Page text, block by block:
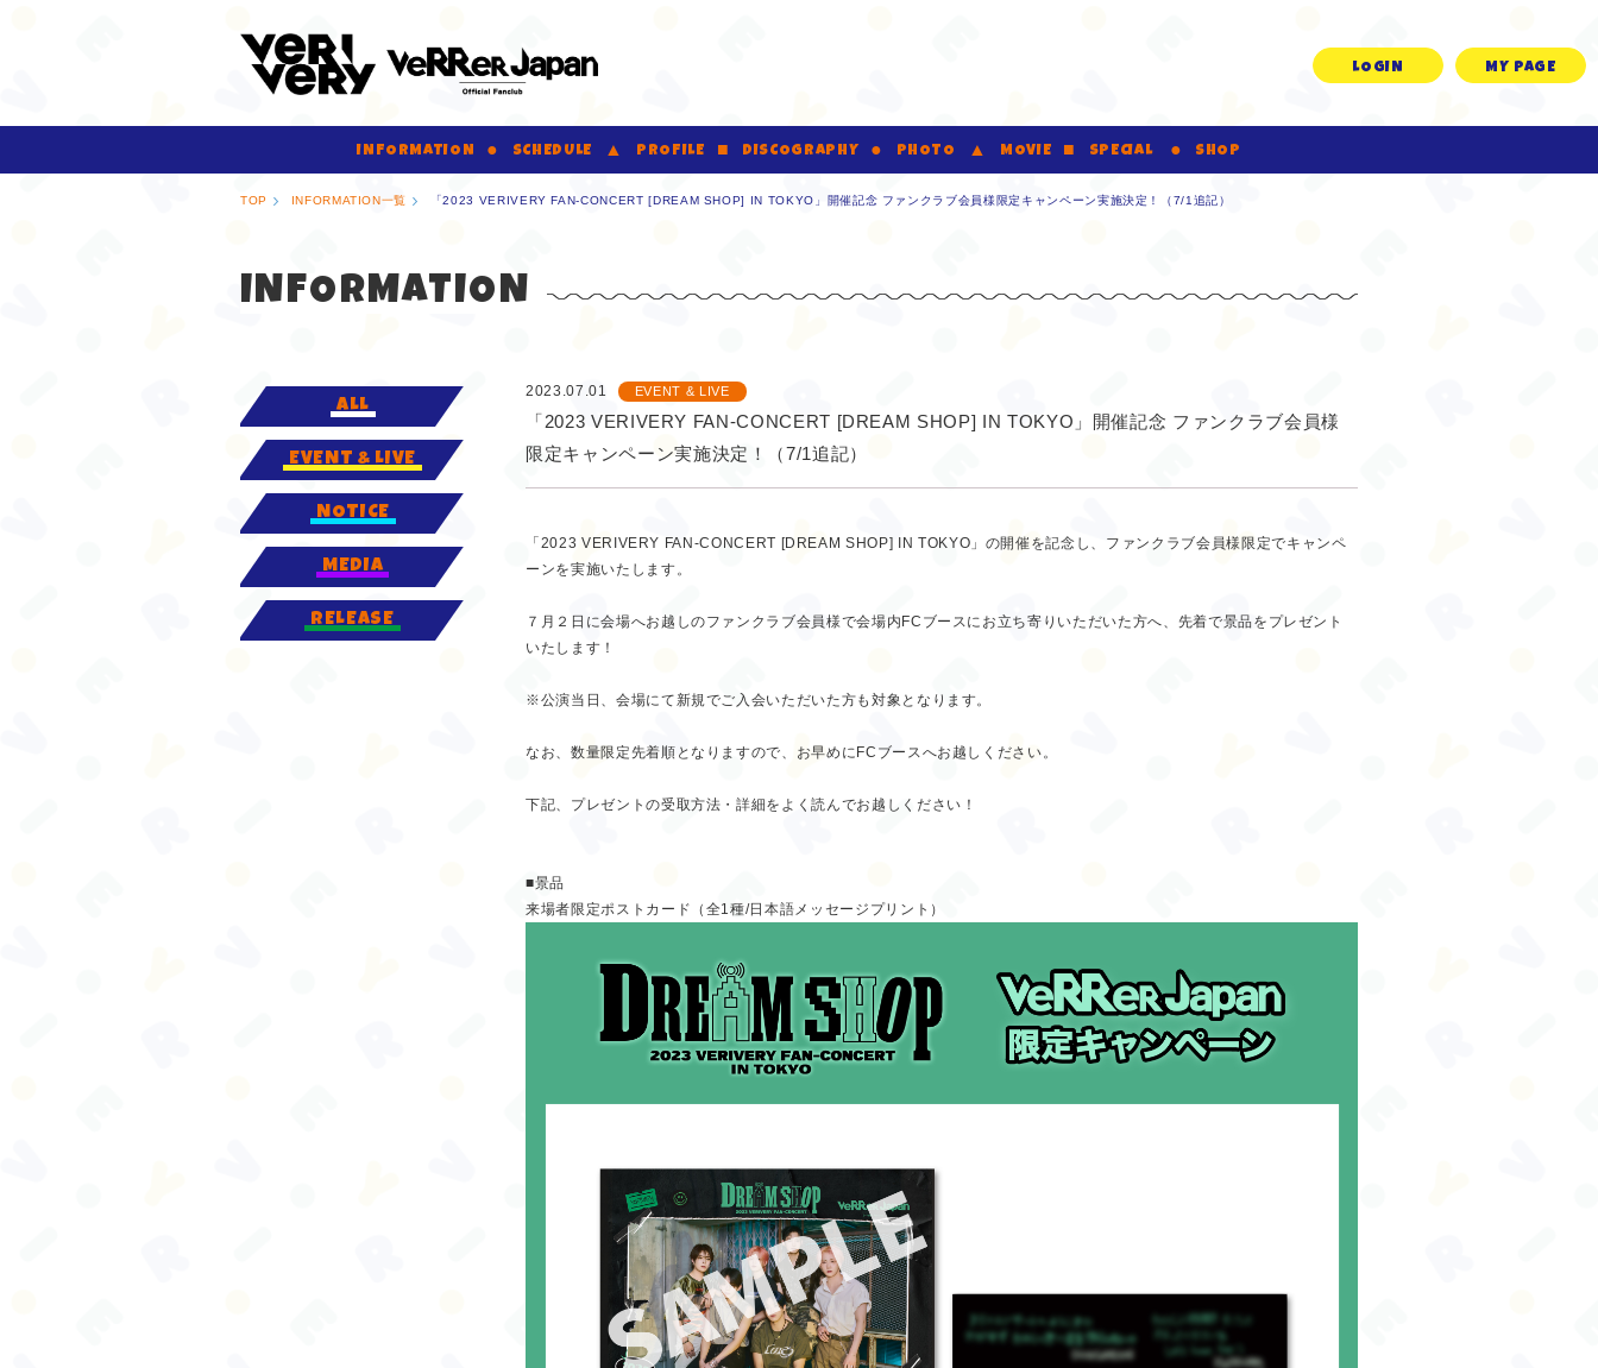
LOGIN MY PAGE
INFORMATION SCHEDULE PROFILE DISCOGRAPHY PHOTO MOVIE SPECIAL SHOP
TOP INFORMATION一覧 「2023 VERIVERY FAN-CONCERT [DREAM SHOP] IN TOKYO」開催記念 ファンクラブ会員様限定キャンペーン実施決定！（7/1追記）
INFORMATION
ALL
EVENT & LIVE
NOTICE
MEDIA
RELEASE
2023.07.01 EVENT & LIVE
「2023 VERIVERY FAN-CONCERT [DREAM SHOP] IN TOKYO」開催記念 ファンクラブ会員様
限定キャンペーン実施決定！（7/1追記）
「2023 VERIVERY FAN-CONCERT [DREAM SHOP] IN TOKYO」の開催を記念し、ファンクラブ会員様限定でキャンペ
ーンを実施いたします。
７月２日に会場へお越しのファンクラブ会員様で会場内FCブースにお立ち寄りいただいた方へ、先着で景品をプレゼント
いたします！
※公演当日、会場にて新規でご入会いただいた方も対象となります。
なお、数量限定先着順となりますので、お早めにFCブースへお越しください。
下記、プレゼントの受取方法・詳細をよく読んでお越しください！
■景品
来場者限定ポストカード（全1種/日本語メッセージプリント）